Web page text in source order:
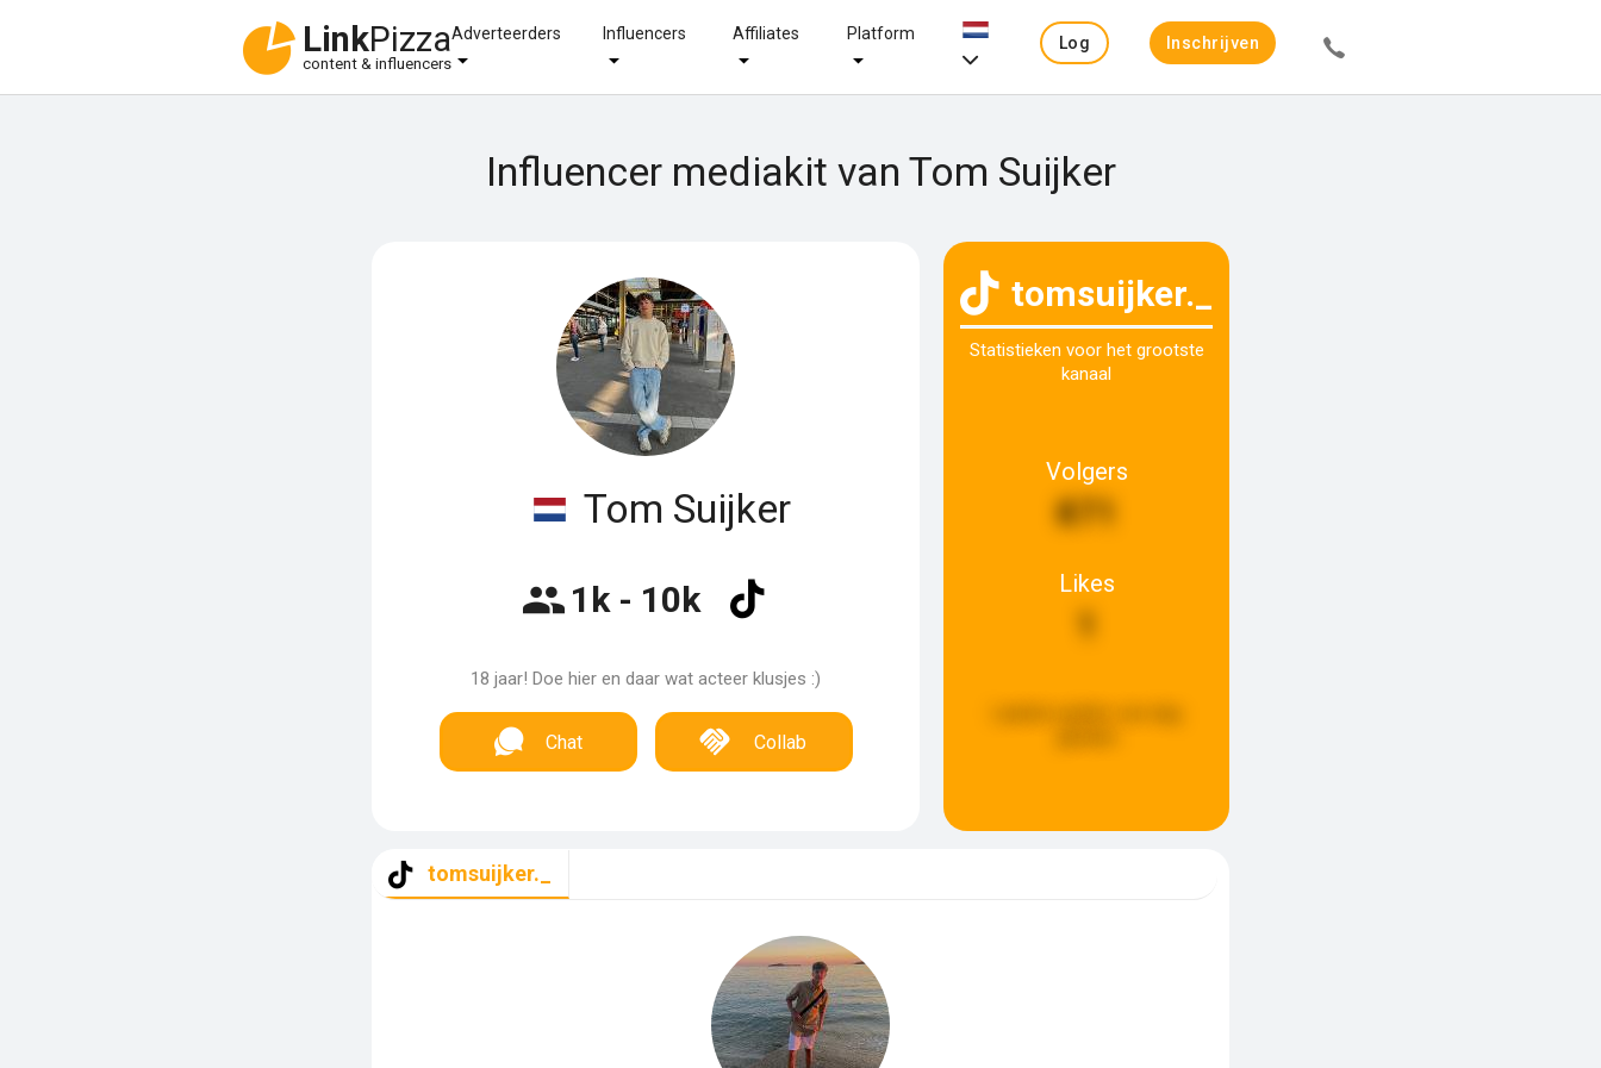
LinkPizza
content & influencers
Adverteerders Influencers Affiliates Platform
Log
Inschrijven
Influencer mediakit van Tom Suijker
Tom Suijker
1k - 10k
18 jaar! Doe hier en daar wat acteer klusjes :)
Chat Collab
tomsuijker._
Statistieken voor het grootste
kanaal
Volgers
871
Likes
1
tomsuijker._